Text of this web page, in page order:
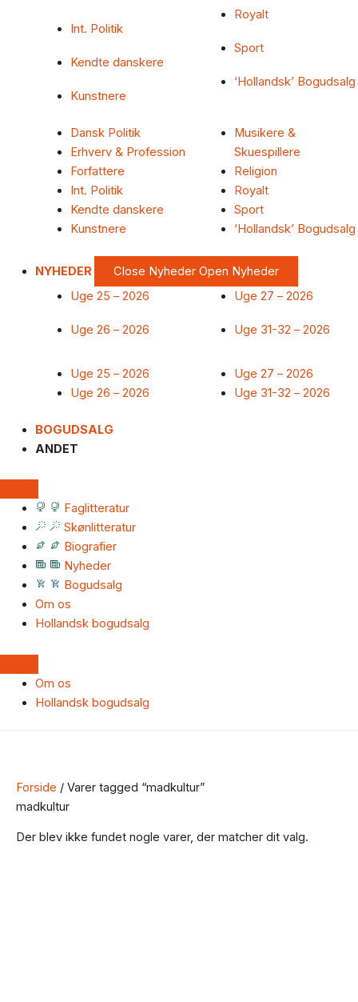
Int. Politik
Kendte danskere
Kunstnere
Royalt
Sport
‘Hollandsk’ Bogudsalg
Dansk Politik
Erhverv & Profession
Forfattere
Int. Politik
Kendte danskere
Kunstnere
Musikere &
Skuespillere
Religion
Royalt
Sport
‘Hollandsk’ Bogudsalg
NYHEDER Close Nyheder Open Nyheder
Uge 25 – 2026
Uge 26 – 2026
Uge 27 – 2026
Uge 31-32 – 2026
Uge 25 – 2026
Uge 26 – 2026
Uge 27 – 2026
Uge 31-32 – 2026
BOGUDSALG
ANDET
Faglitteratur
Skønlitteratur
Biografier
Nyheder
Bogudsalg
Om os
Hollandsk bogudsalg
Om os
Hollandsk bogudsalg
Forside / Varer tagged “madkultur”
madkultur
Der blev ikke fundet nogle varer, der matcher dit valg.